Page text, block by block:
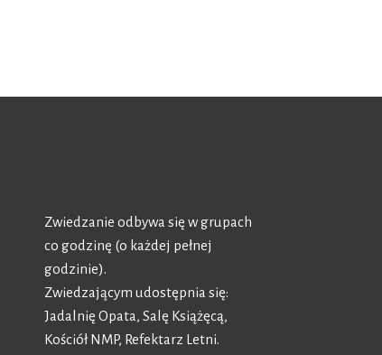
Zwiedzanie odbywa się w grupach
co godzinę (o każdej pełnej
godzinie).
Zwiedzającym udostępnia się:
Jadalnię Opata, Salę Książęcą,
Kościół NMP, Refektarz Letni.